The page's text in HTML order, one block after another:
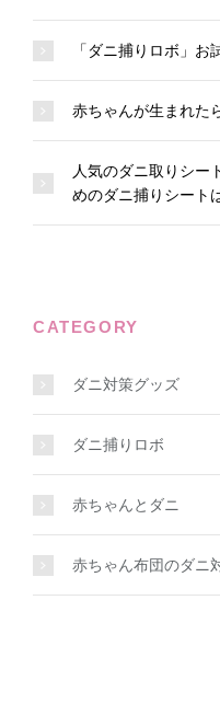
「ダニ捕りロボ」お
赤ちゃんが生まれた
人気のダニ取りシー
めのダニ捕りシート
CATEGORY
ダニ対策グッズ
ダニ捕りロボ
赤ちゃんとダニ
赤ちゃん布団のダニ